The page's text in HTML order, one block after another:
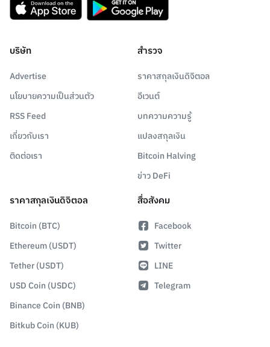
บริษัท
Advertise
นโยบายความเป็นส่วนตัว
RSS Feed
เกี่ยวกับเรา
ติดต่อเรา
สำรวจ
ราคาสกุลเงินดิจิตอล
อีเวนต์
บทความความรู้
แปลงสกุลเงิน
Bitcoin Halving
ข่าว DeFi
ราคาสกุลเงินดิจิตอล
Bitcoin (BTC)
Ethereum (USDT)
Tether (USDT)
USD Coin (USDC)
Binance Coin (BNB)
Bitkub Coin (KUB)
สื่อสังคม
Facebook
Twitter
LINE
Telegram